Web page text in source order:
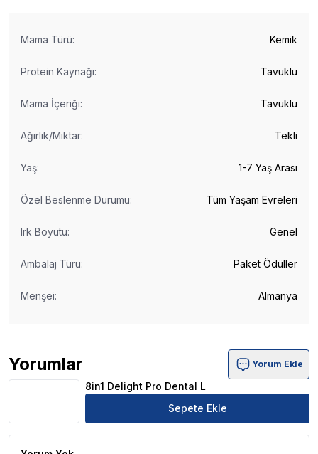
Mama Türü: Kemik
Protein Kaynağı: Tavuklu
Mama İçeriği: Tavuklu
Ağırlık/Miktar: Tekli
Yaş: 1-7 Yaş Arası
Özel Beslenme Durumu: Tüm Yaşam Evreleri
Irk Boyutu: Genel
Ambalaj Türü: Paket Ödüller
Menşei: Almanya
Yorumlar
8in1 Delight Pro Dental L Ürün Yorumları
Yorum Ekle
8in1 Delight Pro Dental L
Sepete Ekle